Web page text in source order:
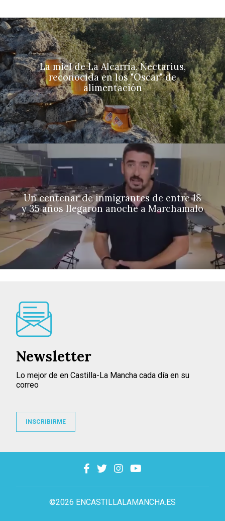
La miel de La Alcarria, Nectarius,
reconocida en los "Oscar" de
alimentación
Un centenar de inmigrantes de entre 18
y 35 años llegaron anoche a Marchamalo
©2026 ENCASTILLALAMANCHA.ES
Newsletter
Lo mejor de en Castilla-La Mancha cada día en su
correo
INSCRIBIRME